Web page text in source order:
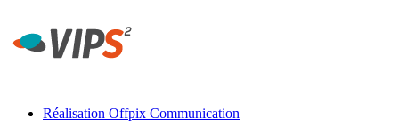
Réalisation Offpix Communication